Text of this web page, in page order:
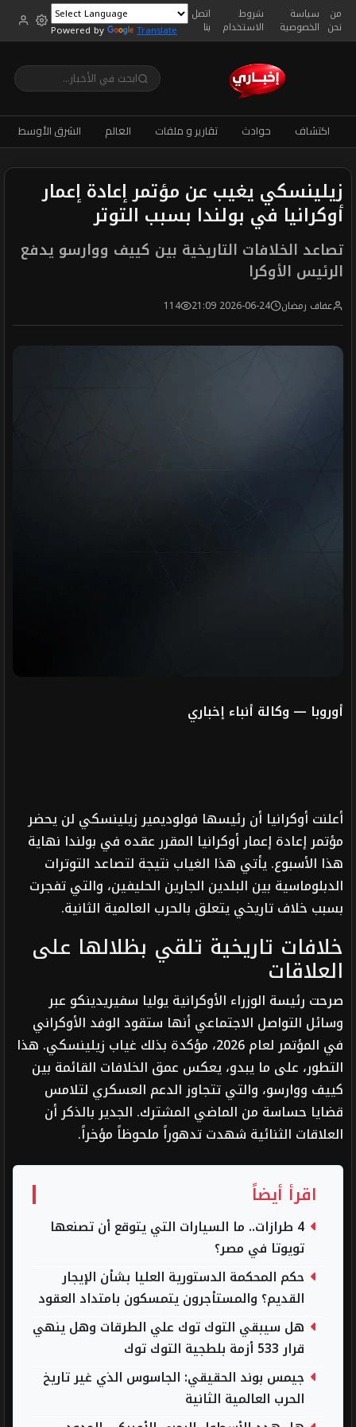
من
نحن
سياسة
الخصوصية
شروط
الاستخدام
اتصل
بنا Powered by Translate
اكتشاف حوادث تقارير و ملفات العالم الشرق الأوسط
زيلينسكي يغيب عن مؤتمر إعادة إعمار
أوكرانيا في بولندا بسبب التوتر
تصاعد الخلافات التاريخية بين كييف ووارسو يدفع
الرئيس الأوكرا
عفاف رمضان 2026-06-24 21:09
114
أوروبا — وكالة أنباء إخباري
أعلنت أوكرانيا أن رئيسها فولوديمير زيلينسكي لن يحضر
مؤتمر إعادة إعمار أوكرانيا المقرر عقده في بولندا نهاية
هذا الأسبوع. يأتي هذا الغياب نتيجة لتصاعد التوترات
الدبلوماسية بين البلدين الجارين الحليفين، والتي تفجرت
بسبب خلاف تاريخي يتعلق بالحرب العالمية الثانية.
خلافات تاريخية تلقي بظلالها على
العلاقات
صرحت رئيسة الوزراء الأوكرانية يوليا سفيريدينكو عبر
وسائل التواصل الاجتماعي أنها ستقود الوفد الأوكراني
في المؤتمر لعام 2026، مؤكدة بذلك غياب زيلينسكي. هذا
التطور، على ما يبدو، يعكس عمق الخلافات القائمة بين
كييف ووارسو، والتي تتجاوز الدعم العسكري لتلامس
قضايا حساسة من الماضي المشترك. الجدير بالذكر أن
العلاقات الثنائية شهدت تدهوراً ملحوظاً مؤخراً.
اقرأ أيضاً
4 طرازات.. ما السيارات التي يتوقع أن تصنعها
تويوتا في مصر؟
حكم المحكمة الدستورية العليا بشأن الإيجار
القديم؟ والمستأجرون يتمسكون بامتداد العقود
هل سيبقي التوك توك علي الطرقات وهل ينهي
قرار 533 أزمة بلطجية التوك توك
جيمس بوند الحقيقي: الجاسوس الذي غير تاريخ
الحرب العالمية الثانية